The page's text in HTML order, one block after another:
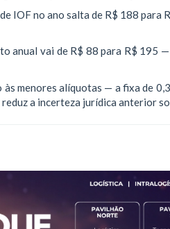
IOF no ano salta de R$ 188 para
anual vai de R$ 88 para R$ 195
menores alíquotas — a fixa de
reduz a incerteza jurídica anterior